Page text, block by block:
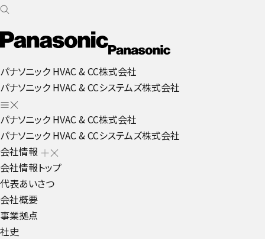
パナソニック HVAC & CC株式会社
パナソニック HVAC & CCシステムズ株式会社
パナソニック HVAC & CC株式会社
パナソニック HVAC & CCシステムズ株式会社
会社情報
会社情報トップ
代表あいさつ
会社概要
事業拠点
社史